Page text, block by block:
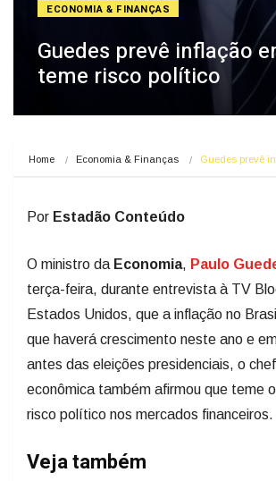
ECONOMIA & FINANÇAS
Guedes prevê inflação
teme risco político
Home Economia & Finanças Guedes prevê
Por Estadão Conteúdo
O ministro da Economia, Paulo
terça-feira, durante entrevista à TV
Estados Unidos, que a inflação no
que haverá crescimento neste ano e
antes das eleições presidenciais, o
econômica também afirmou que teme
risco político nos mercados financeiros.
Veja também